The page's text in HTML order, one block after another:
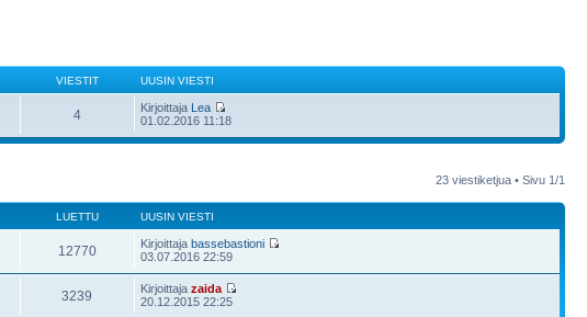
VIESTIT UUSIN VIESTI
4 Kirjoittaja Lea
01.02.2016 11:18
23 viestiketjua • Sivu 1/1
LUETTU UUSIN VIESTI
12770 Kirjoittajabassebastioni
03.07.2016 22:59
3239 Kirjoittajazaida
20.12.2015 22:25